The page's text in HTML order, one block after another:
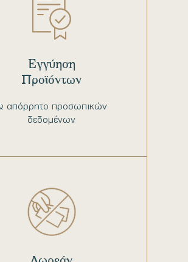
απόρρητο προσωπικών
δεδομένων
Εγγύηση
Προϊόντων